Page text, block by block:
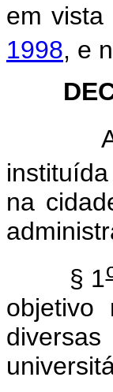
em vista
1998, e
na
§ 1
objetivo